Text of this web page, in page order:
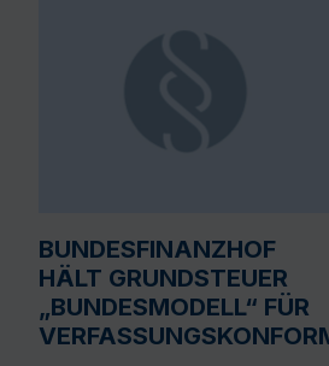
BUNDESFINANZHOF
HÄLT GRUNDSTEUER
„BUNDESMODELL“ FÜR